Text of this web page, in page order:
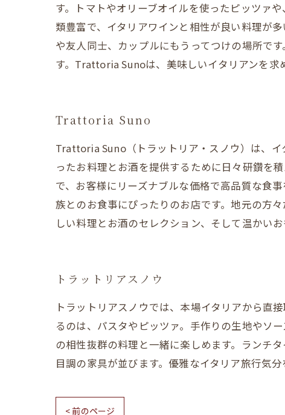
す。トマトやオリーブオイルを使ったピッツァ
類豊富で、イタリアワインと相性が良い料理が
や友人同士、カップルにもうってつけの場所で
す。Trattoria Sunoは、美味しいイタリアンを求
Trattoria Suno
Trattoria Suno（トラットリア・スノウ）は、
ったお料理とお酒を提供するために日々研鑽を
で、お客様にリーズナブルな価格で高品質な食
族とのお食事にぴったりのお店です。地元の方
しい料理とお酒のセレクション、そして温かい
トラットリアスノウ
トラットリアスノウでは、本場イタリアから直
るのは、パスタやピッツァ。手作りの生地やソ
の相性抜群の料理と一緒に楽しめます。ランチ
目調の家具が並びます。優雅なイタリア旅行気
< 前のページ